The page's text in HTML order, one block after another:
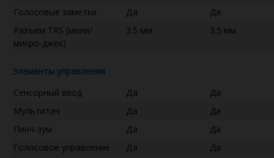
Голосовые заметки
Да
Да
Разъем TRS (мини/
микро-джек)
3.5 мм 3.5 мм
Элементы управления
Сенсорный ввод
Да
Да
Мультитач
Да
Да
Пинч-зум
Да
Да
Голосовое управление
Да
Да